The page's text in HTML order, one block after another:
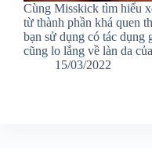
Cùng Misskick tìm hiểu
từ thành phần khá quen
bạn sử dụng có tác dụng
cũng lo lắng về làn da
15/03/2022